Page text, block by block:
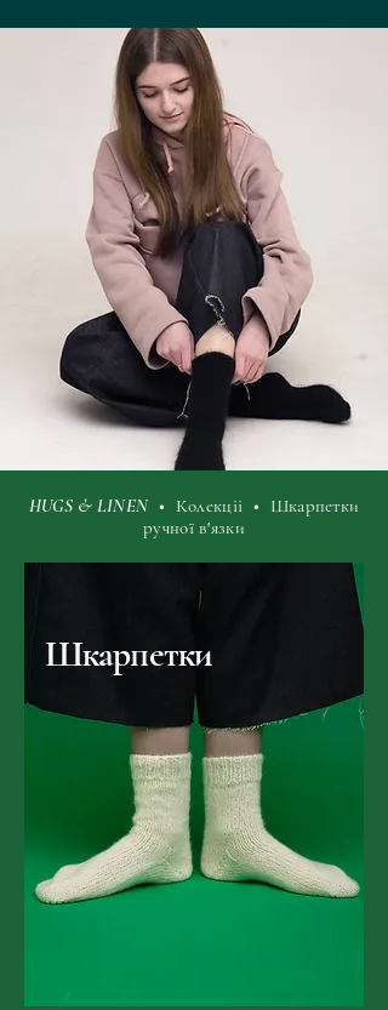
HUGS & LINEN• Колекціі • Шкарпетки
ручної в'язки
Шкарпетки